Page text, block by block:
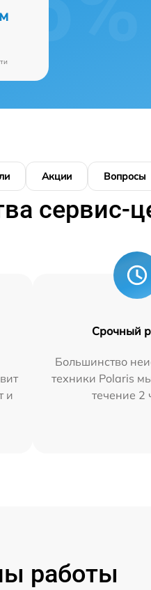
Акции Вопросы
сервис-
и
Срочный
Большинство
техники Polaris
течение 2
работы